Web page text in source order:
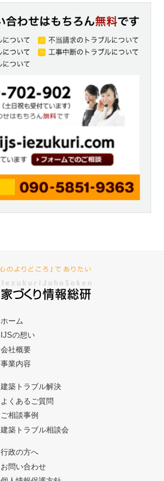
ホーム
IJSの想い
会社概要
事業内容
建築トラブル解決
よくあるご質問
ご相談事例
建築トラブル相談会
行政の方へ
お問い合わせ